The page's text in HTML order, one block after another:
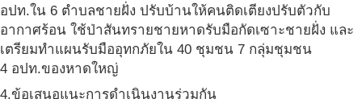
อปท.ใน 6 ตำบลชายฝั่ง ปรับบ้านให้คนติดเตียงปรับตัวกับ
อากาศร้อน ใช้ป่าสันทรายชายหาดรับมือกัดเซาะชายฝั่ง และ
เตรียมทำแผนรับมืออุทกภัยใน 40 ชุมชน 7 กลุ่มชุมชน
4 อปท.ของหาดใหญ่
4.ข้อเสนอแนะการดำเนินงานร่วมกัน